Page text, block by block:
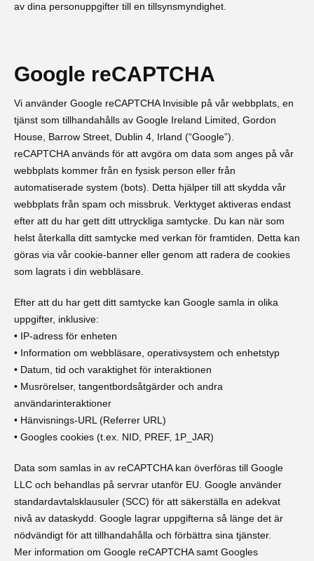
av dina personuppgifter till en tillsynsmyndighet.
Google reCAPTCHA
Vi använder Google reCAPTCHA Invisible på vår webbplats, en
tjänst som tillhandahålls av Google Ireland Limited, Gordon
House, Barrow Street, Dublin 4, Irland (“Google”).
reCAPTCHA används för att avgöra om data som anges på vår
webbplats kommer från en fysisk person eller från
automatiserade system (bots). Detta hjälper till att skydda vår
webbplats från spam och missbruk. Verktyget aktiveras endast
efter att du har gett ditt uttryckliga samtycke. Du kan när som
helst återkalla ditt samtycke med verkan för framtiden. Detta kan
göras via vår cookie-banner eller genom att radera de cookies
som lagrats i din webbläsare.
Efter att du har gett ditt samtycke kan Google samla in olika
uppgifter, inklusive:
• IP-adress för enheten
• Information om webbläsare, operativsystem och enhetstyp
• Datum, tid och varaktighet för interaktionen
• Musrörelser, tangentbordsåtgärder och andra
användarinteraktioner
• Hänvisnings-URL (Referrer URL)
• Googles cookies (t.ex. NID, PREF, 1P_JAR)
Data som samlas in av reCAPTCHA kan överföras till Google
LLC och behandlas på servrar utanför EU. Google använder
standardavtalsklausuler (SCC) för att säkerställa en adekvat
nivå av dataskydd. Google lagrar uppgifterna så länge det är
nödvändigt för att tillhandahålla och förbättra sina tjänster.
Mer information om Google reCAPTCHA samt Googles